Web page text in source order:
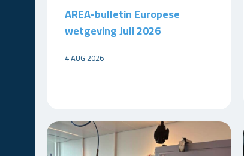
AREA-bulletin Europese
wetgeving Juli 2026
4 AUG 2026